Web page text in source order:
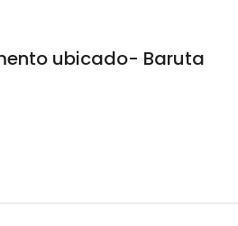
ubicado- Baruta